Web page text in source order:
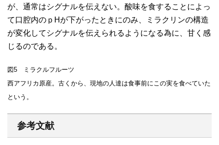
が、通常はシグナルを伝えない。酸味を食することによっ
て口腔内のｐHが下がったときにのみ、ミラクリンの構造
が変化してシグナルを伝えられるようになる為に、甘く感
じるのである。
図5 ミラクルフルーツ
西アフリカ原産。古くから、現地の人達は食事前にこの実を食べていた
という。
参考文献